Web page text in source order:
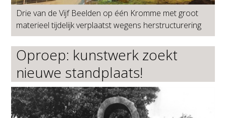
Drie van de Vijf Beelden op één Kromme met groot
materieel tijdelijk verplaatst wegens herstructurering
Oproep: kunstwerk zoekt
nieuwe standplaats!